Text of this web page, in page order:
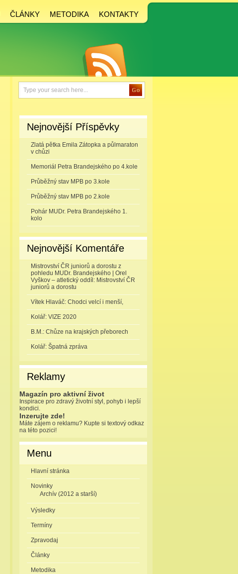
ČLÁNKY METODIKA KONTAKTY
Nejnovější Příspěvky
Zlatá pětka Emila Zátopka a půlmaraton
v chůzi
Memoriál Petra Brandejského po 4.kole
Průběžný stav MPB po 3.kole
Průběžný stav MPB po 2.kole
Pohár MUDr. Petra Brandejského 1.
kolo
Nejnovější Komentáře
Mistrovství ČR juniorů a dorostu z
pohledu MUDr. Brandejského | Orel
Vyškov – atletický oddíl : Mistrovství ČR
juniorů a dorostu
Vítek Hlaváč: Chodci velcí i menší,
Kolář: VIZE 2020
B.M.: Chůze na krajských přeborech
Kolář: Špatná zpráva
Reklamy
Magazín pro aktivní život
Inspirace pro zdravý životní styl, pohyb i lepší
kondici.
Inzerujte zde!
Máte zájem o reklamu? Kupte si textový odkaz
na této pozici!
Menu
Hlavní stránka
Novinky
Archív (2012 a starší)
Výsledky
Termíny
Zpravodaj
Články
Metodika